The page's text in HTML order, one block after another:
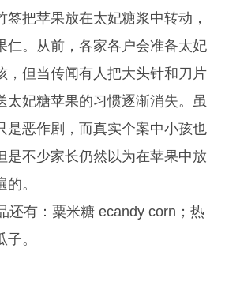
签把苹果放在太妃糖浆中转动，
仁。从前，各家各户会准备太妃
，但当传闻有人把大头针和刀片
太妃糖苹果的习惯逐渐消失。虽
是恶作剧，而真实个案中小孩也
是不少家长仍然以为在苹果中放
。
还有：粟米糖 ecandy corn；热
。